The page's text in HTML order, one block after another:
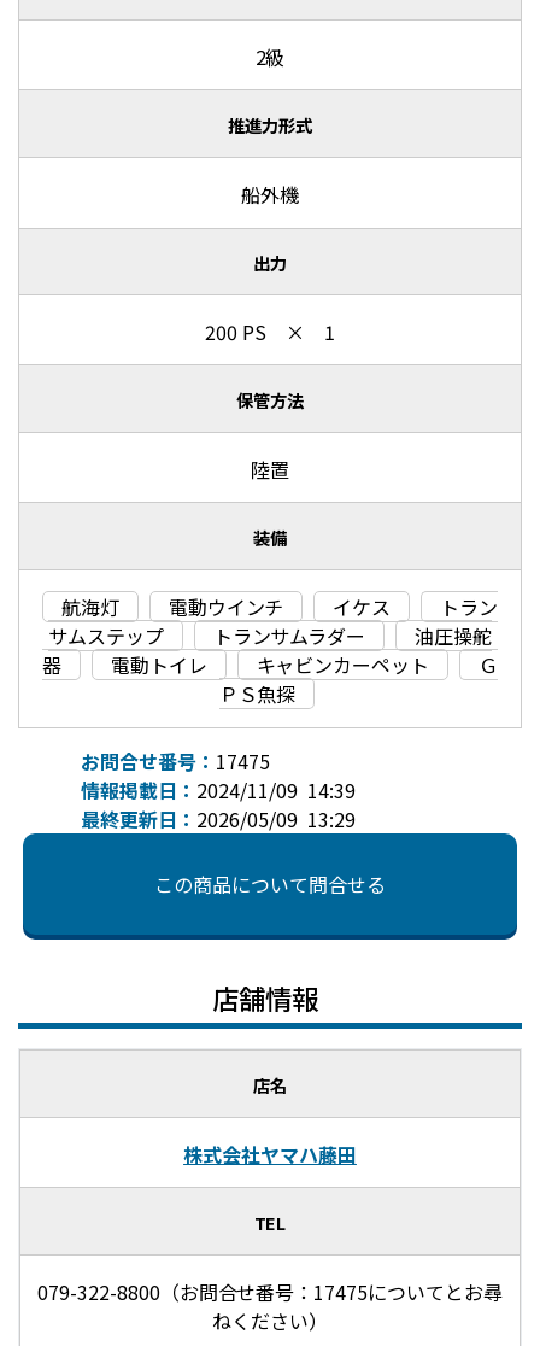
2級
推進力形式
船外機
出力
200 PS × 1
保管方法
陸置
装備
航海灯 電動ウインチ イケス
トラン
サムステップ
トランサムラダー
油圧操舵
器
電動トイレ キャビンカーペット
Ｇ
ＰＳ魚探
お問合せ番号： 17475
情報掲載日： 2024/11/09 14:39
最終更新日： 2026/05/09 13:29
この商品について問合せる
店舗情報
店名
株式会社ヤマハ藤田
TEL
079-322-8800（お問合せ番号：17475についてとお尋
ねください）